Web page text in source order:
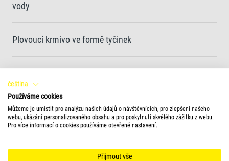
vody
Plovoucí krmivo ve formě tyčinek
přidaných konzervačních látek zajišťují optimální růst
Čistá voda a její vyšší kvalita díky krmivu ve formě
čeština
Používáme cookies
Můžeme je umístit pro analýzu našich údajů o návštěvnících, pro zlepšení našeho
webu, ukázání personalizovaného obsahu a pro poskytnutí skvělého zážitku z webu.
Pro více informací o cookies používáme otevřené nastavení.
Přijmout vše